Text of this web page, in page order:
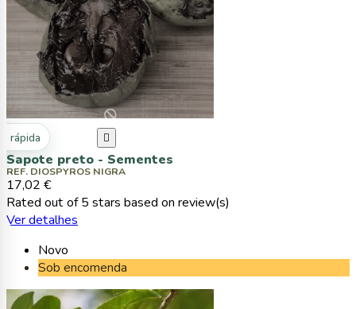
rápida 
Sapote preto - Sementes
REF. DIOSPYROS NIGRA
17,02 €
Rated out of 5 stars based on review(s)
Ver detalhes
Novo
Sob encomenda